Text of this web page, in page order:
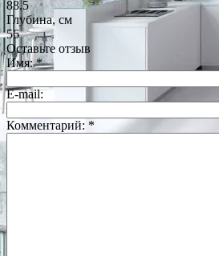
88.5
Глубина, см
56
Оставьте отзыв
Имя:*
E-mail:
Комментарий: *